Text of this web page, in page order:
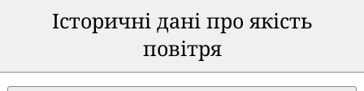
Історичні дані про якість
повітря